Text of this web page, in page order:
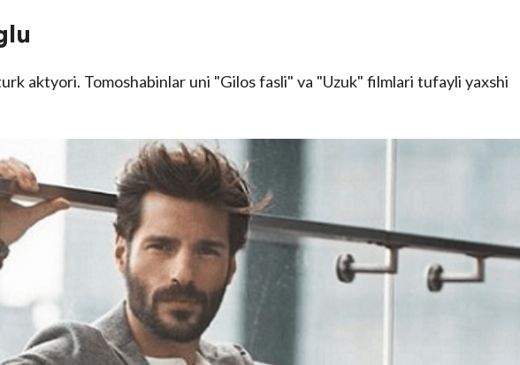
aktyori. Tomoshabinlar uni "Gilos fasli" va "Uzuk" filmlari tufayli yaxshi